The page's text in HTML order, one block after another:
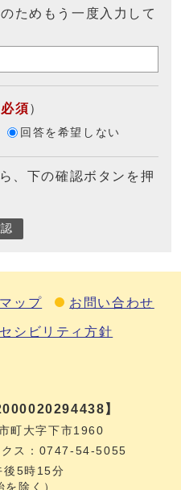
ためもう一度入力して
必須）
回答を希望しない
、下の確認ボタンを押
ップ お問い合わせ
シビリティ方針
】
町大字下市1960
クス：0747‐54‐5055
後5時15分
除く）